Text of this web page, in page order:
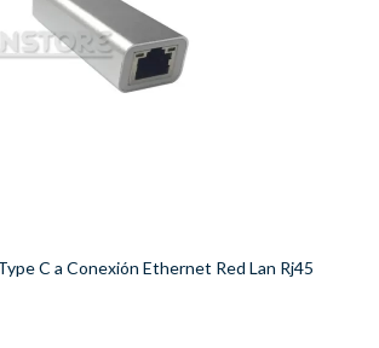
C a Conexión Ethernet Red Lan Rj45